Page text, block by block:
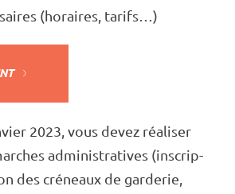
(horaires, tarifs…)
2023, vous devez réali­ser
admi­nis­tra­tives (inscrip­
des créneaux de garde­rie,